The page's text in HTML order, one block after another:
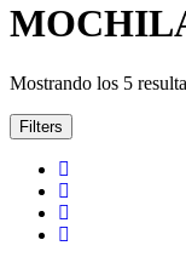
Mostrando los 5
Filters